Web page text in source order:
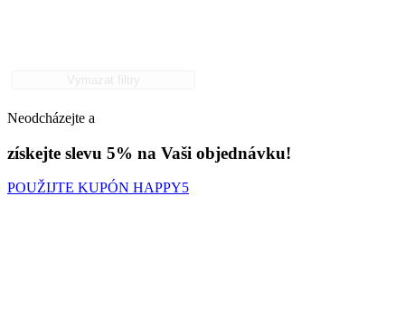
Neodcházejte a
získejte slevu 5% na Vaši objednávku!
POUŽIJTE KUPÓN HAPPY5